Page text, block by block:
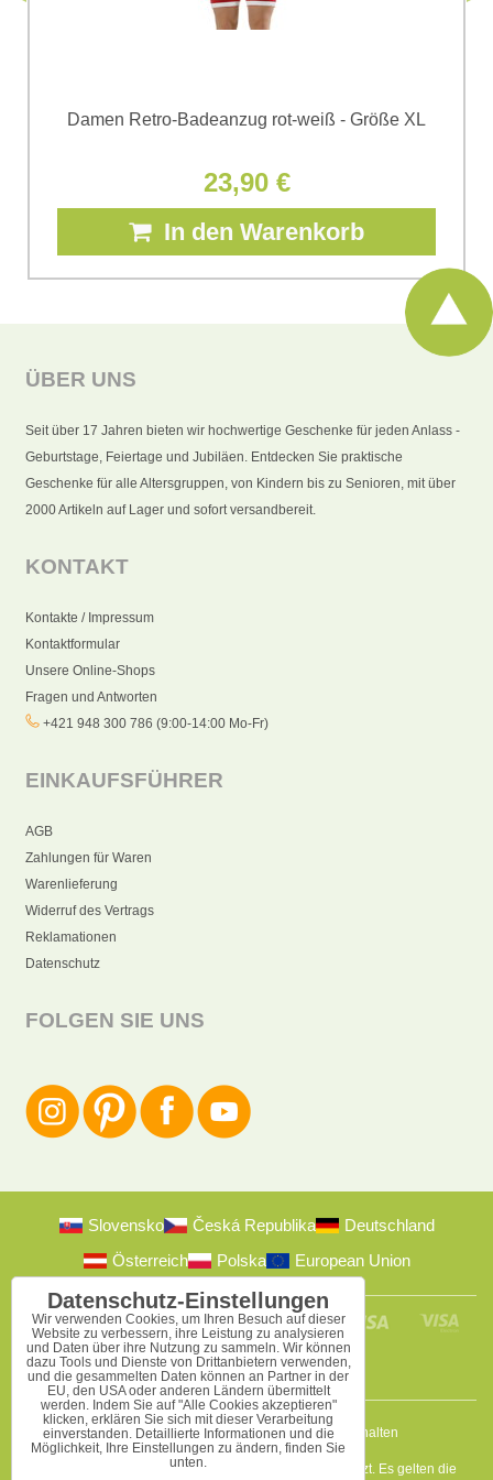
Damen Retro-Badeanzug rot-weiß - Größe XL
23,90 €
In den Warenkorb
ÜBER UNS
Seit über 17 Jahren bieten wir hochwertige Geschenke für jeden Anlass -
Geburtstage, Feiertage und Jubiläen. Entdecken Sie praktische
Geschenke für alle Altersgruppen, von Kindern bis zu Senioren, mit über
2000 Artikeln auf Lager und sofort versandbereit.
KONTAKT
Kontakte / Impressum
Kontaktformular
Unsere Online-Shops
Fragen und Antworten
+421 948 300 786 (9:00-14:00 Mo-Fr)
EINKAUFSFÜHRER
AGB
Zahlungen für Waren
Warenlieferung
Widerruf des Vertrags
Reklamationen
Datenschutz
FOLGEN SIE UNS
Slovensko Česká Republika
Deutschland
Österreich
Polska European Union
2009-2026 © Bomba s.r.o.Alle Rechte vorbehalten
Diese Seite ist durch reCAPTCHA und Google geschützt. Es gelten die
Datenschutz-Einstellungen
Wir verwenden Cookies, um Ihren Besuch auf dieser
Website zu verbessern, ihre Leistung zu analysieren
und Daten über ihre Nutzung zu sammeln. Wir können
dazu Tools und Dienste von Drittanbietern verwenden,
und die gesammelten Daten können an Partner in der
EU, den USA oder anderen Ländern übermittelt
werden. Indem Sie auf "Alle Cookies akzeptieren"
klicken, erklären Sie sich mit dieser Verarbeitung
einverstanden. Detaillierte Informationen und die
Möglichkeit, Ihre Einstellungen zu ändern, finden Sie
unten.